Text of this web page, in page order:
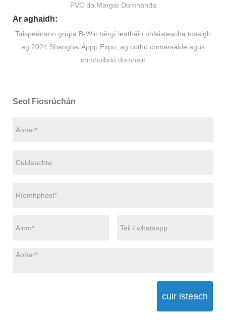
PVC do Margaí Domhanda
Ar aghaidh:
Taispeánann grúpa B-Win táirgí leatháin phlaisteacha tosaigh
ag 2024 Shanghai Appp Expo, ag cothú cumarsáide agus
comhoibriú domhain
Seol Fiosrúchán
cuir isteach